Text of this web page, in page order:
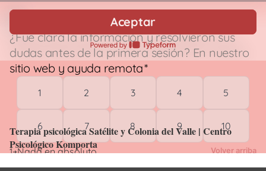
Terapia psicológica Satélite y Colonia del Valle |
Centro Psicológico Komporta
Evaluación
Terapia psicológica Satélite y Colonia del Valle | Centro
Psicológico Komporta
Volver arriba